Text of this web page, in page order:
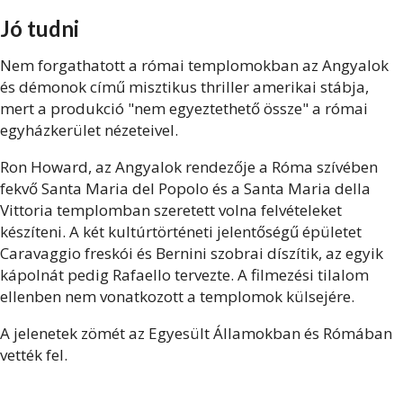
Jó tudni
Nem forgathatott a római templomokban az Angyalok
és démonok című misztikus thriller amerikai stábja,
mert a produkció "nem egyeztethető össze" a római
egyházkerület nézeteivel.
Ron Howard, az Angyalok rendezője a Róma szívében
fekvő Santa Maria del Popolo és a Santa Maria della
Vittoria templomban szeretett volna felvételeket
készíteni. A két kultúrtörténeti jelentőségű épületet
Caravaggio freskói és Bernini szobrai díszítik, az egyik
kápolnát pedig Rafaello tervezte. A filmezési tilalom
ellenben nem vonatkozott a templomok külsejére.
A jelenetek zömét az Egyesült Államokban és Rómában
vették fel.